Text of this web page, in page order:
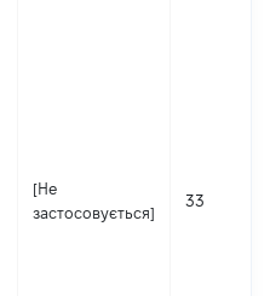
[Не
застосовується]
33